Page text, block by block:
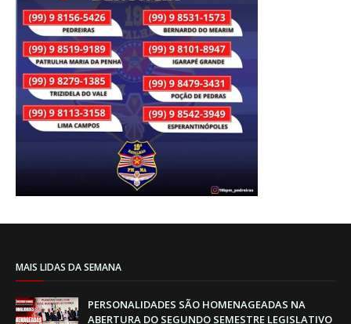
MAIS LIDAS DA SEMANA
PERSONALIDADES SÃO HOMENAGEADAS NA
ABERTURA DO SEGUNDO SEMESTRE LEGISLATIVO